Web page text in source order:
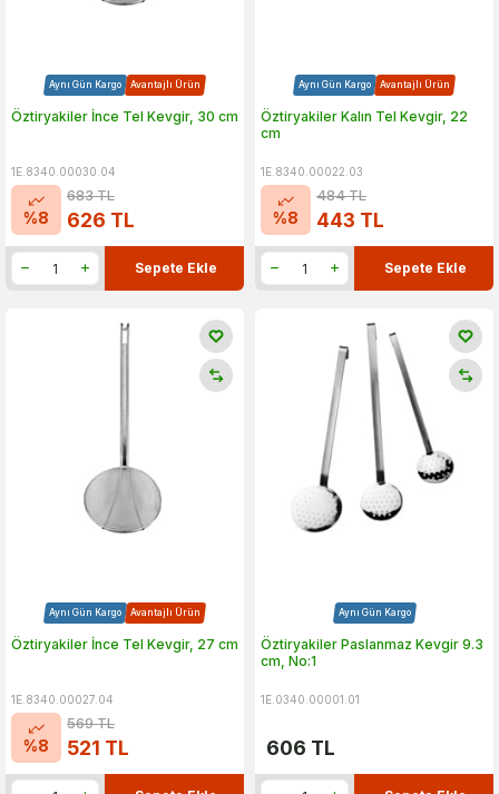
Aynı Gün Kargo Avantajlı Ürün
Öztiryakiler İnce Tel Kevgir, 30 cm
1E.8340.00030.04
%8
683TL
626 TL
Sepete Ekle
Aynı Gün Kargo Avantajlı Ürün
Öztiryakiler Kalın Tel Kevgir, 22
cm
1E.8340.00022.03
%8
484TL
443 TL
Sepete Ekle
Aynı Gün Kargo Avantajlı Ürün
Öztiryakiler İnce Tel Kevgir, 27 cm
1E.8340.00027.04
%8
569TL
521 TL
Aynı Gün Kargo
Öztiryakiler Paslanmaz Kevgir 9.3
cm, No:1
1E.0340.00001.01
606 TL